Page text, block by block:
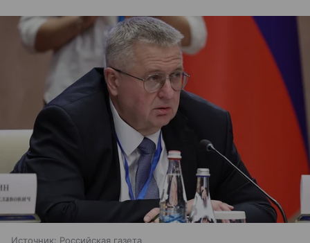
Источник: Российская газета